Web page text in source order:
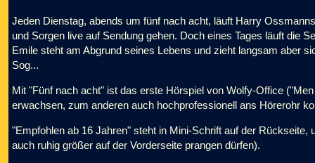
Jeden Dienstag, abends um fünf nach acht, läuft Harry
und Sorgen live auf Sendung gehen. Doch eines Tages läuft die
Emile steht am Abgrund seines Lebens und zieht langsam aber
Sog...
Mit "Fünf nach acht" ist das erste Hörspiel von Wolfy-Office
erwachsen, zum anderen auch hochprofessionell ans Hörerohr
"Empfohlen ab 16 Jahren" steht in Mini-Schrift auf der
auch ruhig größer auf der Vorderseite prangen dürfen).